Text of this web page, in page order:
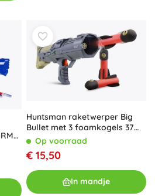
Huntsman raketwerper Big
Bullet met 3 foamkogels 37
cmOp voorraad
€ 15,50
In mandje